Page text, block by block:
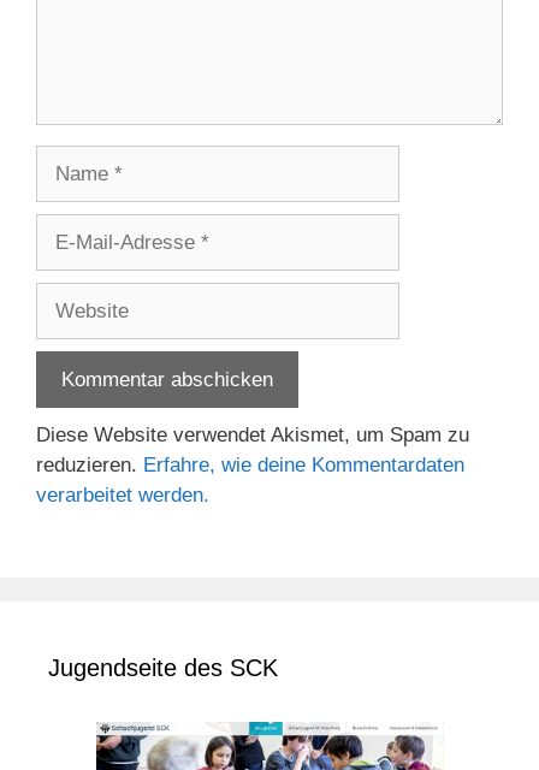
Adresse
Diese Website verwendet Akismet, um Spam zu
reduzieren. Erfahre, wie deine Kommentardaten
verarbeitet werden.
Jugendseite des SCK